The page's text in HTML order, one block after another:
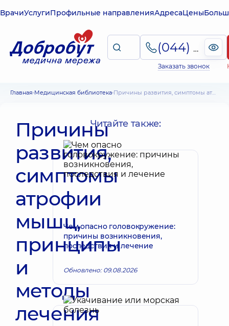
ВрачиУслугиПрофильные направленияАдресаЦены
(044) 495-2-888
Заказать звонок
Главная Медицинская библиотека Причины развития, симптомы атрофии мышц, принципы и методы лечения
Причины
развития,
симптомы
атрофии
мышц,
принципы
и
методы
лечения
Читайте также:
Чем опасно головокружение:
причины возникновения,
последствия и лечение
Обновлено: 09.08.2026